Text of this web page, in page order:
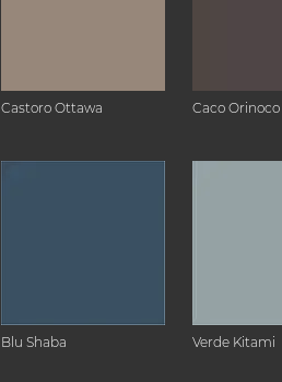
Castoro Ottawa Caco Orinoco
Blu Shaba Verde Kitami